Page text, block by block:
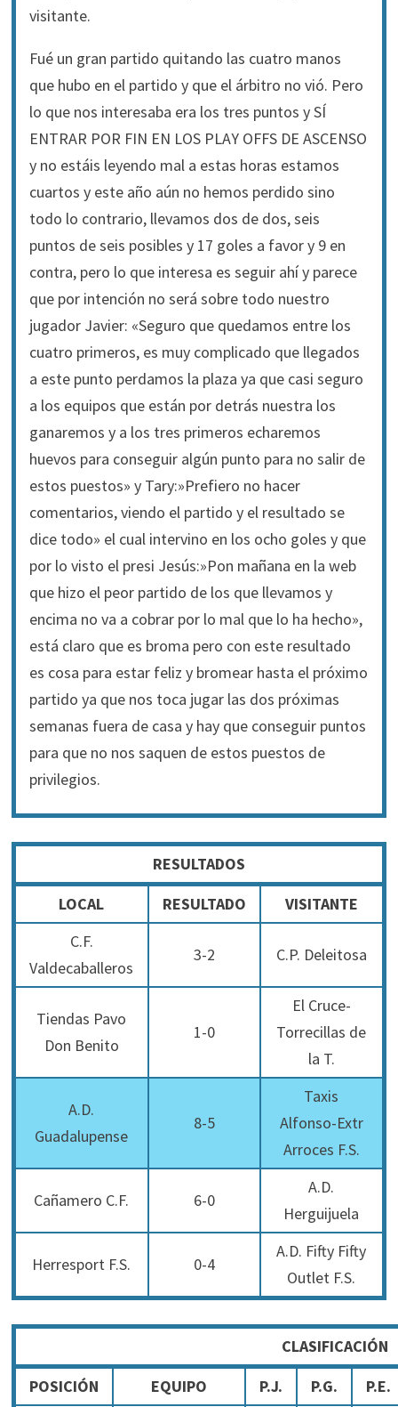
visitante.
Fué un gran partido quitando las cuatro manos
que hubo en el partido y que el árbitro no vió. Pero
lo que nos interesaba era los tres puntos y SÍ
ENTRAR POR FIN EN LOS PLAY OFFS DE ASCENSO
y no estáis leyendo mal a estas horas estamos
cuartos y este año aún no hemos perdido sino
todo lo contrario, llevamos dos de dos, seis
puntos de seis posibles y 17 goles a favor y 9 en
contra, pero lo que interesa es seguir ahí y parece
que por intención no será sobre todo nuestro
jugador Javier: «Seguro que quedamos entre los
cuatro primeros, es muy complicado que llegados
a este punto perdamos la plaza ya que casi seguro
a los equipos que están por detrás nuestra los
ganaremos y a los tres primeros echaremos
huevos para conseguir algún punto para no salir de
estos puestos» y Tary:»Prefiero no hacer
comentarios, viendo el partido y el resultado se
dice todo» el cual intervino en los ocho goles y que
por lo visto el presi Jesús:»Pon mañana en la web
que hizo el peor partido de los que llevamos y
encima no va a cobrar por lo mal que lo ha hecho»,
está claro que es broma pero con este resultado
es cosa para estar feliz y bromear hasta el próximo
partido ya que nos toca jugar las dos próximas
semanas fuera de casa y hay que conseguir puntos
para que no nos saquen de estos puestos de
privilegios.
RESULTADOS
LOCAL
RESULTADO
VISITANTE
C.F.
Valdecaballeros
3-2 C.P. Deleitosa
Tiendas Pavo
Don Benito
1-0
El Cruce-
Torrecillas de
la T.
A.D.
Guadalupense
8-5
Taxis
Alfonso-Extr
Arroces F.S.
Cañamero C.F. 6-0
A.D.
Herguijuela
Herresport F.S. 0-4
A.D. Fifty Fifty
Outlet F.S.
CLASIFICACIÓN
POSICIÓN
EQUIPO P.J. P.G. P.E.